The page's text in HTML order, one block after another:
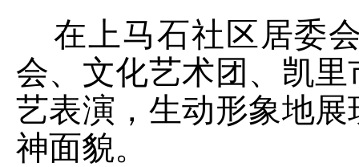
在上马石社区居委
会、文化艺术团、凯
艺表演，生动形象地
神面貌。